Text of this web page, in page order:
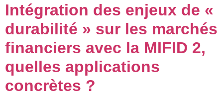
Intégration des enjeux de «
durabilité » sur les marchés
financiers avec la MIFID 2,
quelles applications
concrètes ?